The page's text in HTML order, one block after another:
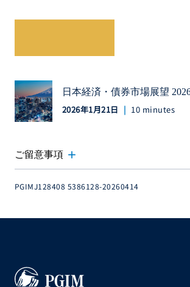
日本経済・債券市場展望
2026年1月21日 10 minutes
ご留意事項 add
PGIMJ128408 5386128-20260414